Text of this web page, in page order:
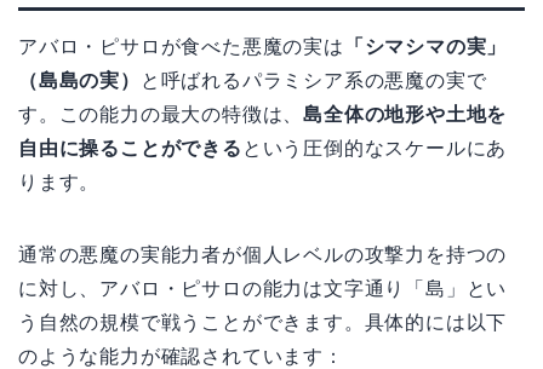
アバロ・ピサロが食べた悪魔の実は
「シマシマの実」
（島島の実）
と呼ばれるパラミシア系の悪魔の実で
す。この能力の最大の特徴は、島全体の地形や土地を
自由に操ることができる という圧倒的なスケールにあ
ります。
通常の悪魔の実能力者が個人レベルの攻撃力を持つの
に対し、アバロ・ピサロの能力は文字通り「島」とい
う自然の規模で戦うことができます。具体的には以下
のような能力が確認されています：